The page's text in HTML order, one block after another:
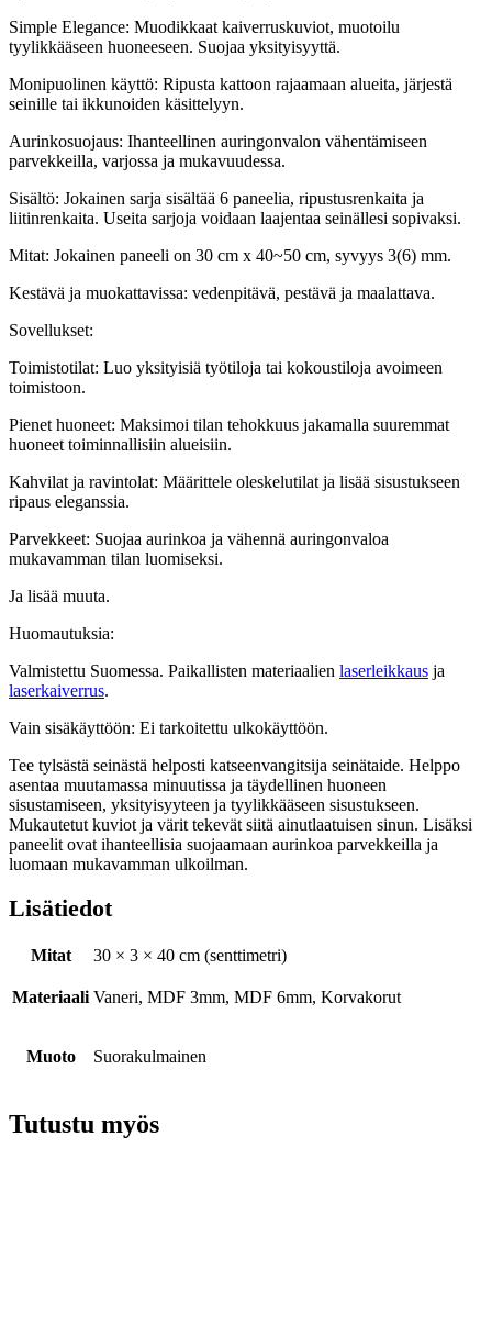
Simple Elegance: Muodikkaat kaiverruskuviot, muotoilu
tyylikkääseen huoneeseen. Suojaa yksityisyyttä.
Monipuolinen käyttö: Ripusta kattoon rajaamaan alueita, järjestä
seinille tai ikkunoiden käsittelyyn.
Aurinkosuojaus: Ihanteellinen auringonvalon vähentämiseen
parvekkeilla, varjossa ja mukavuudessa.
Sisältö: Jokainen sarja sisältää 6 paneelia, ripustusrenkaita ja
liitinrenkaita. Useita sarjoja voidaan laajentaa seinällesi sopivaksi.
Mitat: Jokainen paneeli on 30 cm x 40~50 cm, syvyys 3(6) mm.
Kestävä ja muokattavissa: vedenpitävä, pestävä ja maalattava.
Sovellukset:
Toimistotilat: Luo yksityisiä työtiloja tai kokoustiloja avoimeen
toimistoon.
Pienet huoneet: Maksimoi tilan tehokkuus jakamalla suuremmat
huoneet toiminnallisiin alueisiin.
Kahvilat ja ravintolat: Määrittele oleskelutilat ja lisää sisustukseen
ripaus eleganssia.
Parvekkeet: Suojaa aurinkoa ja vähennä auringonvaloa
mukavamman tilan luomiseksi.
Ja lisää muuta.
Huomautuksia:
Valmistettu Suomessa. Paikallisten materiaalien laserleikkaus ja
laserkaiverrus.
Vain sisäkäyttöön: Ei tarkoitettu ulkokäyttöön.
Tee tylsästä seinästä helposti katseenvangitsija seinätaide. Helppo
asentaa muutamassa minuutissa ja täydellinen huoneen
sisustamiseen, yksityisyyteen ja tyylikkääseen sisustukseen.
Mukautetut kuviot ja värit tekevät siitä ainutlaatuisen sinun. Lisäksi
paneelit ovat ihanteellisia suojaamaan aurinkoa parvekkeilla ja
luomaan mukavamman ulkoilman.
Lisätiedot
Mitat 30 × 3 × 40 cm (senttimetri)
Materiaali Vaneri, MDF 3mm, MDF 6mm, Korvakorut
Muoto Suorakulmainen
Tutustu myös